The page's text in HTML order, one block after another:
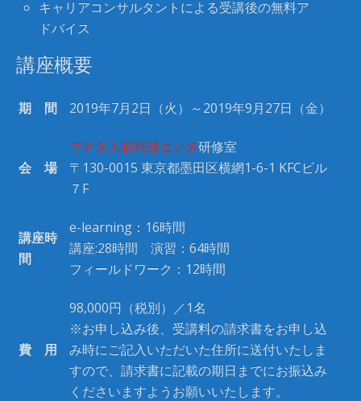
キャリアコンサルタントによる受講後の無料ア
ドバイス
講座概要
期 間 2019年7月2日（火）～2019年9月27日（金）
会 場
ウチダ人材開発センタ研修室
〒130-0015 東京都墨田区横網1-6-1 KFCビル
７F
講座時
間
e-learning：16時間
講座:28時間 演習：64時間
フィールドワーク：12時間
費 用
98,000円（税別）／1名
※お申し込み後、受講料の請求書をお申し込
み時にご記入いただいた住所に送付いたしま
すので、請求書に記載の期日までにお振込み
くださいますようお願いいたします。